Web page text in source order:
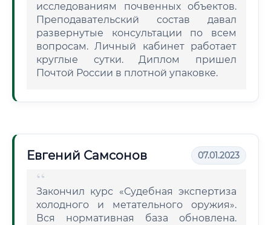
исследованиям почвенных объектов.
Преподавательский состав давал
развернутые консультации по всем
вопросам. Личный кабинет работает
круглые сутки. Диплом пришел
Почтой России в плотной упаковке.
Евгений Самсонов 07.01.2023
Закончил курс «Судебная экспертиза
холодного и метательного оружия».
Вся нормативная база обновлена.